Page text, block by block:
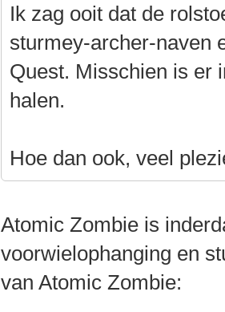
Ik zag ooit dat de
sturmey-archer-naven
Quest. Misschien is er
halen.
Hoe dan ook, veel
Atomic Zombie is
voorwielophanging en
van Atomic Zombie: